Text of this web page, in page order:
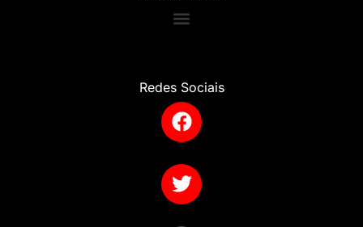
Redes Sociais